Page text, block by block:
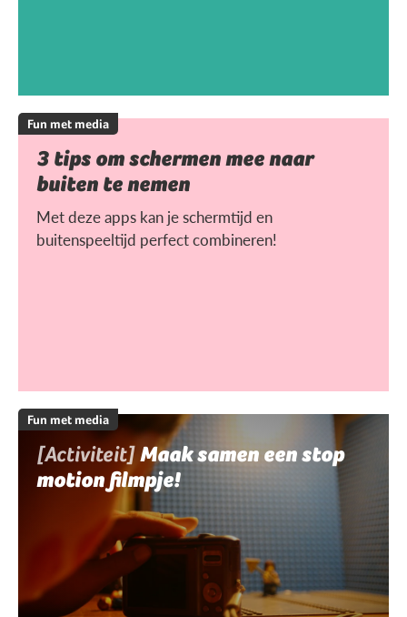
Fun met media
3 tips om schermen mee naar
buiten te nemen
Met deze apps kan je schermtijd en
buitenspeeltijd perfect combineren!
Fun met media
[Activiteit]Maak samen een stop
motion filmpje!